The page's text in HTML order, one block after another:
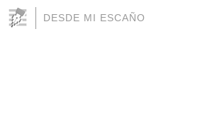
DESDE MI ESCAÑO